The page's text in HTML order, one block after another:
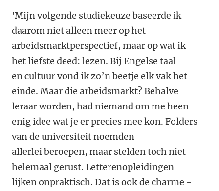
'Mijn volgende studiekeuze baseerde ik
daarom niet alleen meer op het
arbeidsmarktperspectief, maar op wat ik
het liefste deed: lezen. Bij Engelse taal
en cultuur vond ik zo’n beetje elk vak het
einde. Maar die arbeidsmarkt? Behalve
leraar worden, had niemand om me heen
enig idee wat je er precies mee kon. Folders
van de universiteit noemden
allerlei beroepen, maar stelden toch niet
helemaal gerust. Letterenopleidingen
lijken onpraktisch. Dat is ook de charme -